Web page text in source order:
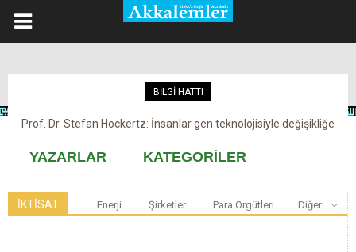
BİLGİ HATTI
Prof. Dr. Stefan Hockertz: İnsanlar gen teknolojisiyle değişikliğe
Kovid-19 aşısı, devşirme ve kobay!
YAZARLAR KATEGORİLER
İKTİSAT Enerji Şirketler Para Örgütleri Diğer